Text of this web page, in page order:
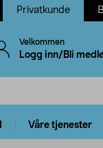
Privatkunde
Velkommen
Logg inn/Bli
Våre tjenester